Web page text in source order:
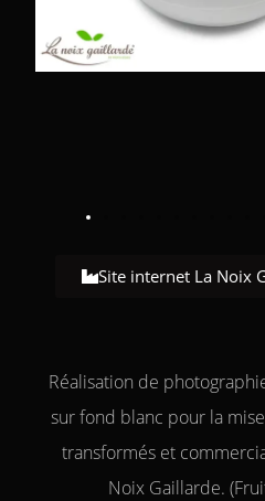
Site internet La Noix
Réalisation de
sur fond blanc pour la
transformés et
Noix Gaillarde.